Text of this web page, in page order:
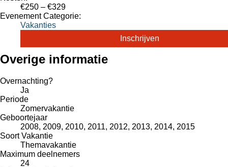
€250 – €329
Evenement Categorie:
Vakanties
Inschrijven
Overige informatie
Overnachting?
Ja
Periode
Zomervakantie
Geboortejaar
2008, 2009, 2010, 2011, 2012, 2013, 2014, 2015
Soort Vakantie
Themavakantie
Maximum deelnemers
24